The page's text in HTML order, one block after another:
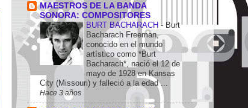
MAESTROS DE LA BANDA
SONORA: COMPOSITORES
BURT BACHARACH - Burt
Bacharach Freeman,
conocido en el mundo
artístico como *Burt
Bacharach*, nació el 12 de
mayo de 1928 en Kansas
City (Missouri) y falleció a la edad ...
Hace 3 años